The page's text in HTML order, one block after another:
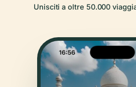
Unisciti a oltre 50.000